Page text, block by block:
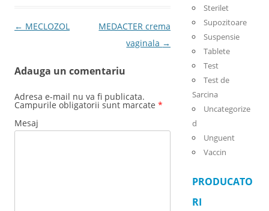
Post navigation
← MECLOZOL
MEDACTER crema
vaginala →
Adauga un comentariu
Adresa e-mail nu va fi publicata.
Campurile obligatorii sunt marcate *
Mesaj
Sterilet
Supozitoare
Suspensie
Tablete
Test
Test de
Sarcina
Uncategorize
d
Unguent
Vaccin
PRODUCATO
RI